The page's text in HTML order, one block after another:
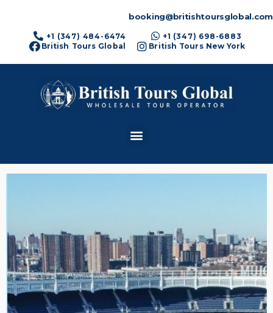
booking@britishtoursglobal.com
+1 (347) 484-6474
+1 (347) 698-6883
British Tours Global
British Tours New York